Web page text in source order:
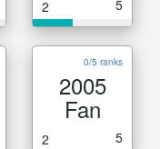
2 5
0/5 ranks
2005
Fan
2 5